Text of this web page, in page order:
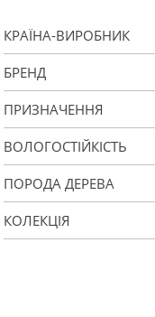
КРАЇНА-ВИРОБНИК
БРЕНД
ПРИЗНАЧЕННЯ
ВОЛОГОСТІЙКІСТЬ
ПОРОДА ДЕРЕВА
КОЛЕКЦІЯ